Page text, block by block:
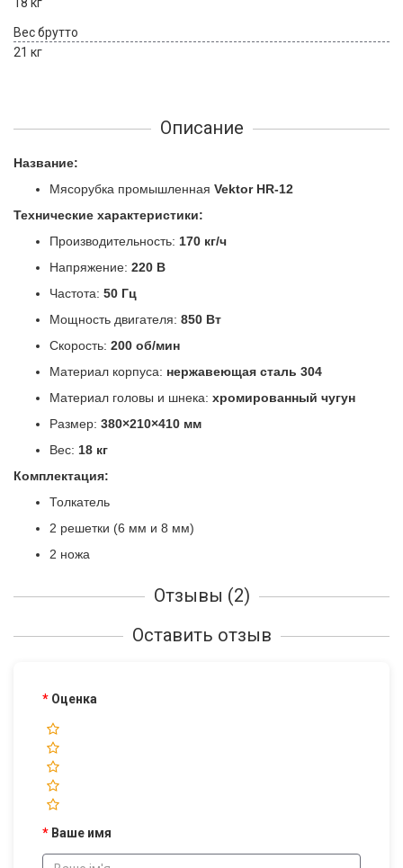
Вес брутто
21 кг
Описание
Название:
Мясорубка промышленная Vektor HR-12
Технические характеристики:
Производительность: 170 кг/ч
Напряжение: 220 В
Частота: 50 Гц
Мощность двигателя: 850 Вт
Скорость: 200 об/мин
Материал корпуса: нержавеющая сталь 304
Материал головы и шнека: хромированный чугун
Размер: 380×210×410 мм
Вес: 18 кг
Комплектация:
Толкатель
2 решетки (6 мм и 8 мм)
2 ножа
Отзывы (2)
Оставить отзыв
Оценка
Ваше имя